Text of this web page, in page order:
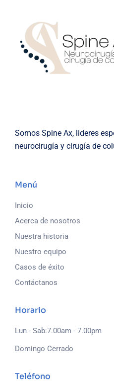
Somos Spine Ax, lideres
neurocirugía y cirugía de
Menú
Inicio
Acerca de nosotros
Nuestra historia
Nuestro equipo
Casos de éxito
Contáctanos
Horario
Lun - Sab:7.00am - 7.00pm
Domingo Cerrado
Teléfono